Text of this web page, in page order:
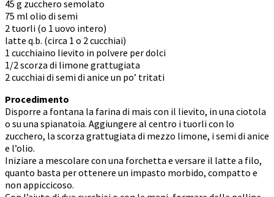
45 g zucchero semolato
75 ml olio di semi
2 tuorli (o 1 uovo intero)
latte q.b. (circa 1 o 2 cucchiai)
1 cucchiaino lievito in polvere per dolci
1/2 scorza di limone grattugiata
2 cucchiai di semi di anice un po’ tritati
Procedimento
Disporre a fontana la farina di mais con il lievito, in una ciotola
o su una spianatoia. Aggiungere al centro i tuorli con lo
zucchero, la scorza grattugiata di mezzo limone, i semi di anice
e l’olio.
Iniziare a mescolare con una forchetta e versare il latte a filo,
quanto basta per ottenere un impasto morbido, compatto e
non appiccicoso.